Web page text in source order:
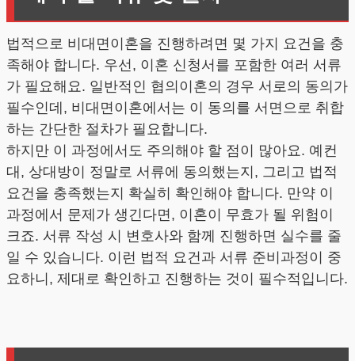
법적으로 비대면이혼을 진행하려면 몇 가지 요건을 충
족해야 합니다. 우선, 이혼 신청서를 포함한 여러 서류
가 필요해요. 일반적인 협의이혼의 경우 서로의 동의가
필수인데, 비대면이혼에서는 이 동의를 서면으로 취합
하는 간단한 절차가 필요합니다.
하지만 이 과정에서도 주의해야 할 점이 많아요. 예컨
대, 상대방이 정말로 서류에 동의했는지, 그리고 법적
요건을 충족했는지 확실히 확인해야 합니다. 만약 이
과정에서 문제가 생긴다면, 이혼이 무효가 될 위험이
크죠. 서류 작성 시 변호사와 함께 진행하면 실수를 줄
일 수 있습니다. 이런 법적 요건과 서류 준비과정이 중
요하니, 제대로 확인하고 진행하는 것이 필수적입니다.